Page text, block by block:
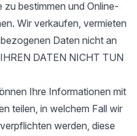
zu bestimmen und Online-
Wir verkaufen, vermieten
Daten nicht an
DATEN NICHT TUN
Ihre Informationen mit
teilen, in welchem Fall wir
werden, diese